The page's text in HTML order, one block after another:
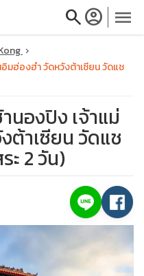
searchaccount_circle menu
close
มฮ่องฮำ วัดหวังต้าเซียน วัดแช
นองปิง เจ้าแม่
ต้าเซียน วัดแช
ะ 2 วัน)